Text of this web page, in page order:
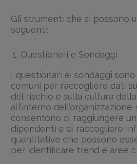
Gli strumenti che si possono
seguenti:
Questionari e Sondaggi
I questionari ei sondaggi
comuni per raccogliere dati
del rischio e sulla cultura
all’interno
consentono di raggiungere
dipendenti e di raccogliere
quantitative che possono
per identificare trend e aree